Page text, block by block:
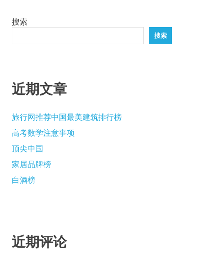
航
搜索
搜索
近期文章
旅行网推荐中国最美建筑排行榜
高考数学注意事项
顶尖中国
家居品牌榜
白酒榜
近期评论